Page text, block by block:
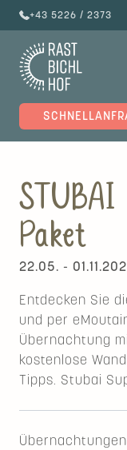
+43 5226 / 2373
Paket
22.05. -
Entdecken Sie
und per
Übernachtung
kostenlose
Tipps. Stubai